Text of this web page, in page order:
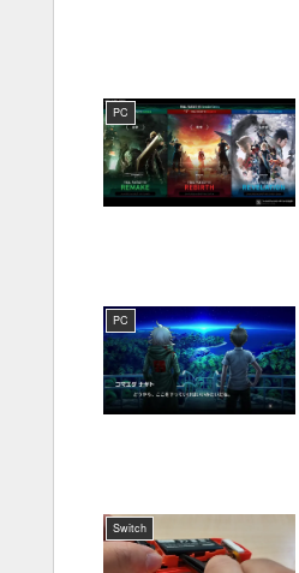
PC
PC
Switch